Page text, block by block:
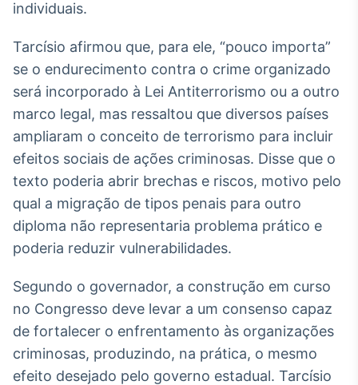
Curadoria de
conteúdos
Soluções de
Tecnologia
Broadcast
Radar
Monitoramento
notícias e
conteúdos
Broadcast
plataforma para
analisar fundos
de investimento
no Brasil
IA
individuais.
Tarcísio afirmou que, para ele, “pouco importa”
se o endurecimento contra o crime organizado
será incorporado à Lei Antiterrorismo ou a outro
marco legal, mas ressaltou que diversos países
ampliaram o conceito de terrorismo para incluir
efeitos sociais de ações criminosas. Disse que o
texto poderia abrir brechas e riscos, motivo pelo
qual a migração de tipos penais para outro
diploma não representaria problema prático e
poderia reduzir vulnerabilidades.
Segundo o governador, a construção em curso
no Congresso deve levar a um consenso capaz
de fortalecer o enfrentamento às organizações
criminosas, produzindo, na prática, o mesmo
efeito desejado pelo governo estadual. Tarcísio